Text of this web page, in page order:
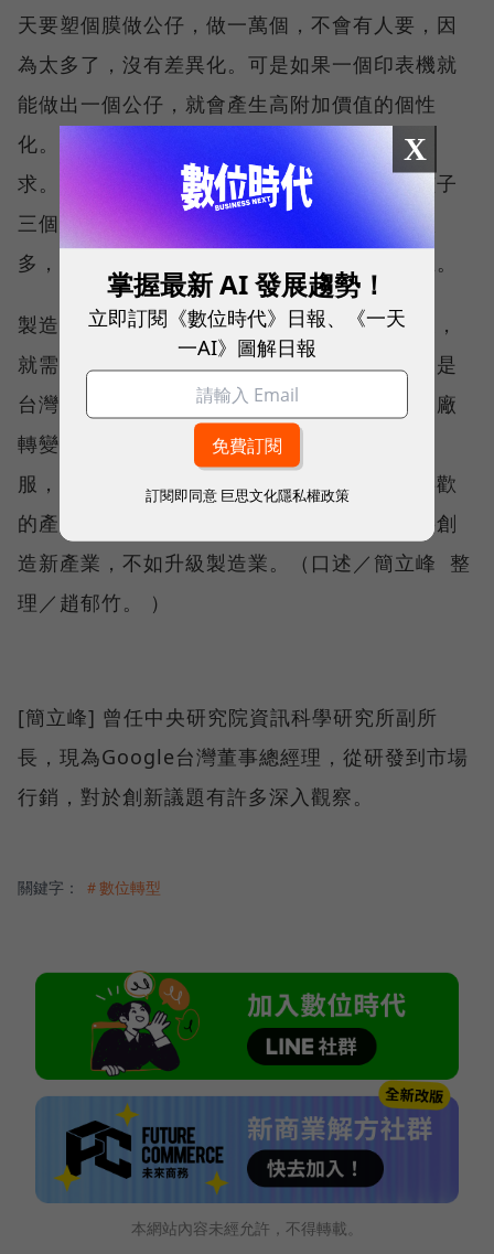
天要塑個膜做公仔，做一萬個，不會有人要，因
為太多了，沒有差異化。可是如果一個印表機就
能做出一個公仔，就會產生高附加價值的個性
化。不論是數位化或自動化，都會產生人才需
求。數位化產生的是設計人才，台灣下一代孩子
三個有兩個想學設計，我們設計的獎項拿得很
多，但卻沒地方工作，不過這需求會開始產生。
製造業逐漸從代工走到個性化，開始有品牌後，
就需要工業設計。另外還牽涉到服務人才，這是
台灣比較弱的，應該要慢慢提升。如果要把工廠
轉變為透過網路接單服務，就需要很多網路客
服，甚至網路行銷，這都蠻符合下一代孩子喜歡
的產業。所以製造業服務化大方向是對的，要創
造新產業，不如升級製造業。（口述／簡立峰 整
理／趙郁竹。
）
[簡立峰] 曾任中央研究院資訊科學研究所副所
長，現為Google台灣董事總經理，從研發到市場
行銷，對於創新議題有許多深入觀察。
關鍵字： ＃數位轉型
本網站內容未經允許，不得轉載。
X
掌握最新 AI 發展趨勢！
立即訂閱《數位時代》日報、《一天
一AI》圖解日報
訂閱即同意 巨思文化隱私權政策